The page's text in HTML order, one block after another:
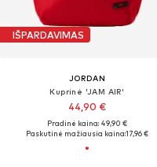
IŠPARDAVIMAS
JORDAN
Kuprinė 'JAM AIR'
44,90 €
Pradinė kaina: 49,90 €
Paskutinė mažiausia kaina:17,96 €